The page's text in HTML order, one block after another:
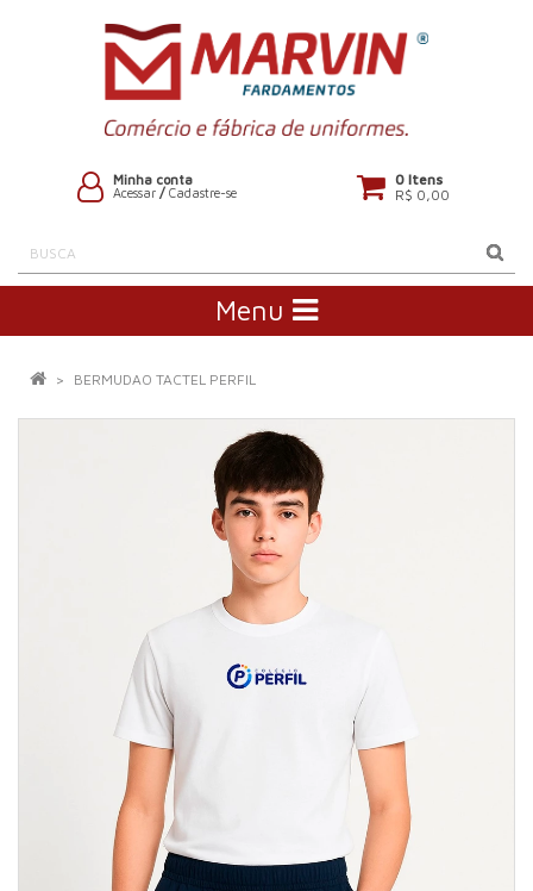
Minha conta
Acessar /Cadastre-se
0 Itens
R$ 0,00
Menu
BERMUDAO TACTEL PERFIL